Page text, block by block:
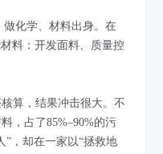
做化学、材料出身。在
料：开发面料、质量控
算，结果冲击很大。不
，占了85%–90%的污
”，却在一家以“拯救地